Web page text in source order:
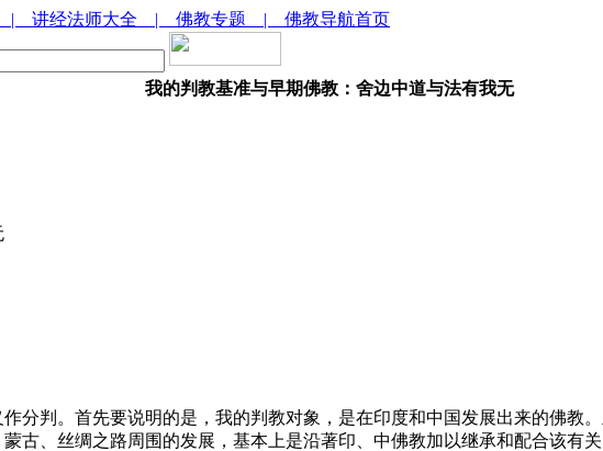
| 讲经法师大全 | 佛教专题 | 佛教导航首页
我的判教基准与早期佛教：舍边中道与法有我无
判。首先要说明的是，我的判教对象，是在印度和中国发展出来的佛教
古、丝绸之路周围的发展，基本上是沿著印、中佛教加以继承和配合该有